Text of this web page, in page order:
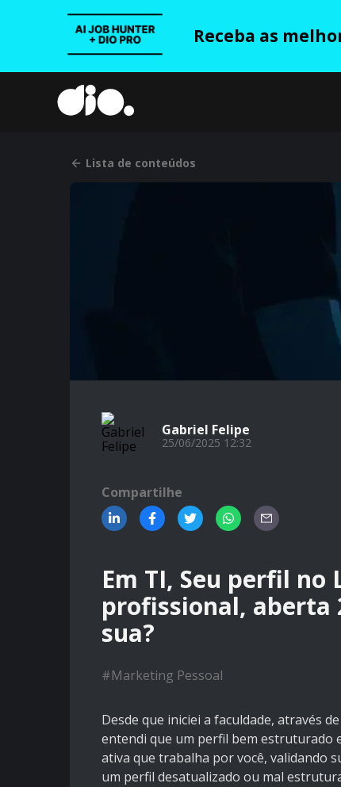
Receba as
Lista de conteúdos
Gabriel Felipe
25/06/2025 12:32
Compartilhe
Em TI, Seu perfil
profissional, aberta
sua?
#Marketing Pessoal
Desde que iniciei a faculdade, através
entendi que um perfil bem estruturado
ativa que trabalha por você, validando
um perfil desatualizado ou mal